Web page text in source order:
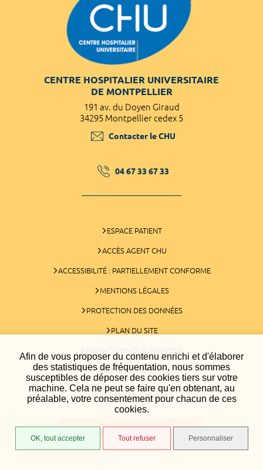
Afin de vous proposer du contenu enrichi et d'élaborer
des statistiques de fréquentation, nous sommes
susceptibles de déposer des cookies tiers sur votre
machine. Cela ne peut se faire qu'en obtenant, au
préalable, votre consentement pour chacun de ces
cookies.
OK, tout accepter Tout refuser Personnaliser
CENTRE HOSPITALIER UNIVERSITAIRE
DE MONTPELLIER
191 av. du Doyen Giraud
34295 Montpellier cedex 5
Contacter le CHU
04 67 33 67 33
ESPACE PATIENT
ACCÈS AGENT CHU
ACCESSIBILITÉ : PARTIELLEMENT CONFORME
MENTIONS LÉGALES
PROTECTION DES DONNÉES
PLAN DU SITE
FINANCEMENTS EUROPÉENS
CERTIFICATION HAS
GESTION DES COOKIES